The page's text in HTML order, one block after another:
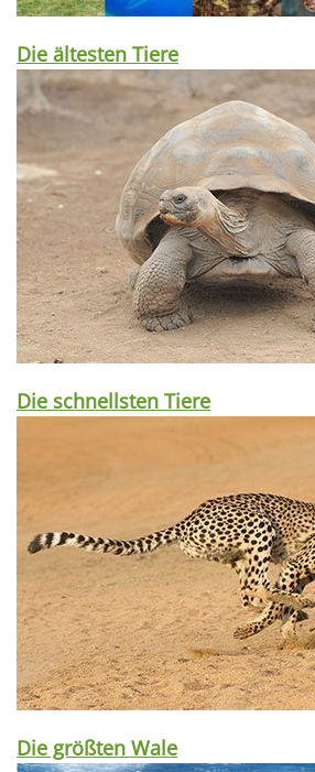
Die ältesten Tiere
Die schnellsten Tiere
Die größten Wale